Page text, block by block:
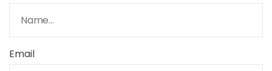
Email